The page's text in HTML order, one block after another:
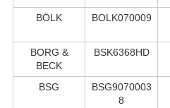
BÖLK
BOLK070009
BORG &
BECK
BSK6368HD
BSG
BSG9070003
8